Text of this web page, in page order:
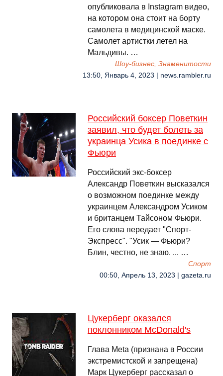
опубликовала в Instagram видео,
на котором она стоит на борту
самолета в медицинской маске.
Самолет артистки летел на
Мальдивы. …
Шоу-бизнес, Знаменитости
13:50, Январь 4, 2023 | news.rambler.ru
Российский боксер Поветкин
заявил, что будет болеть за
украинца Усика в поединке с
Фьюри
Российский экс-боксер
Александр Поветкин высказался
о возможном поединке между
украинцем Александром Усиком
и британцем Тайсоном Фьюри.
Его слова передает "Спорт-
Экспресс". "Усик — Фьюри?
Блин, честно, не знаю. ... …
Спорт
00:50, Апрель 13, 2023 | gazeta.ru
Цукерберг оказался
поклонником McDonald's
Глава Meta (признана в России
экстремистской и запрещена)
Марк Цукерберг рассказал о